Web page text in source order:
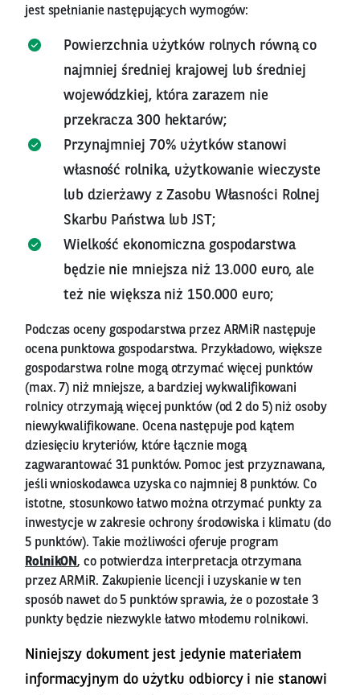
jest spełnianie następujących wymogów:
Powierzchnia użytków rolnych równą co
najmniej średniej krajowej lub średniej
wojewódzkiej, która zarazem nie
przekracza 300 hektarów;
Przynajmniej 70% użytków stanowi
własność rolnika, użytkowanie wieczyste
lub dzierżawy z Zasobu Własności Rolnej
Skarbu Państwa lub JST;
Wielkość ekonomiczna gospodarstwa
będzie nie mniejsza niż 13.000 euro, ale
też nie większa niż 150.000 euro;
Podczas oceny gospodarstwa przez ARMiR następuje
ocena punktowa gospodarstwa. Przykładowo, większe
gospodarstwa rolne mogą otrzymać więcej punktów
(max. 7) niż mniejsze, a bardziej wykwalifikowani
rolnicy otrzymają więcej punktów (od 2 do 5) niż osoby
niewykwalifikowane. Ocena następuje pod kątem
dziesięciu kryteriów, które łącznie mogą
zagwarantować 31 punktów. Pomoc jest przyznawana,
jeśli wnioskodawca uzyska co najmniej 8 punktów. Co
istotne, stosunkowo łatwo można otrzymać punkty za
inwestycje w zakresie ochrony środowiska i klimatu (do
5 punktów). Takie możliwości oferuje program
RolnikON, co potwierdza interpretacja otrzymana
przez ARMiR. Zakupienie licencji i uzyskanie w ten
sposób nawet do 5 punktów sprawia, że o pozostałe 3
punkty będzie niezwykle łatwo młodemu rolnikowi.
Niniejszy dokument jest jedynie materiałem
informacyjnym do użytku odbiorcy i nie stanowi